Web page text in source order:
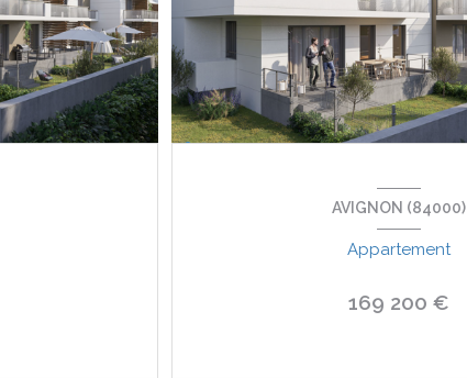
AVIGNON (84000)
Appartement
169 200 €